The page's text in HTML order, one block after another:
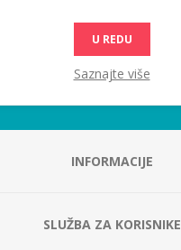
INFORMACIJE
SLUŽBA ZA KORISNIKE
U REDU
Saznajte više